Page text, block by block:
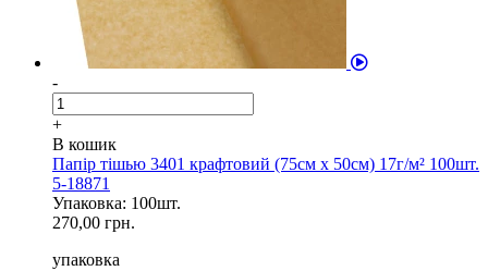
-
+
В кошик
Папір тішью 3401 крафтовий (75см х 50см) 17г/м² 100шт.
5-18871
Упаковка: 100шт.
270,00 грн.
упаковка